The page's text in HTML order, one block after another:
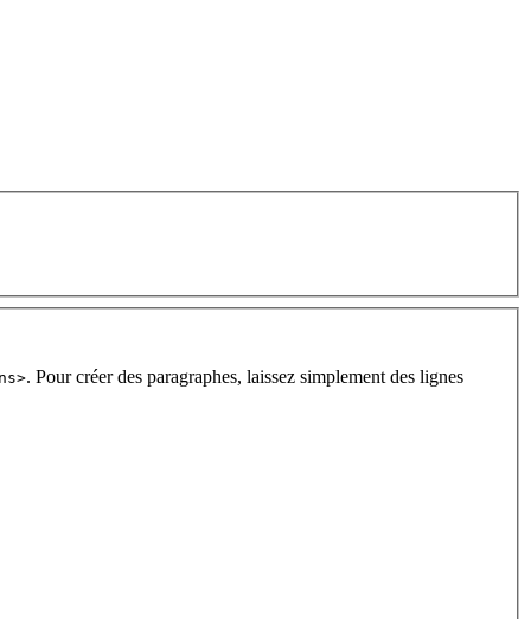
. Pour créer des paragraphes, laissez simplement des lignes